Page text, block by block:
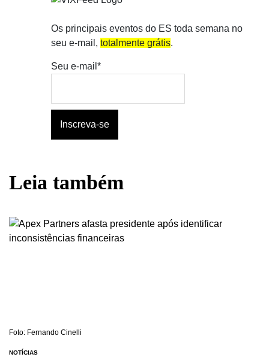
Os principais eventos do ES toda semana no
seu e-mail, totalmente grátis.
Seu e-mail*
Leia também
Foto: Fernando Cinelli
NOTÍCIAS